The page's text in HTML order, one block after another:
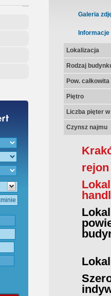
UmowaGaleria
Informacje
Lokalizacja
Rodzaj
Pow.
Piętro
Liczba pięter
Czynsz najmu